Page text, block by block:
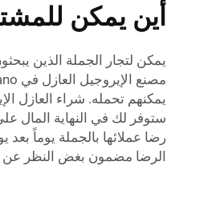
أين يمكن
رضا عملائها بالجملة يوماً
الرضا مضمون بغض النظر